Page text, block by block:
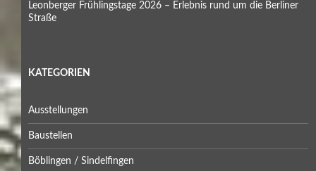
Leonberger Frühlingstage 2026 – Erlebnis rund um die Berliner
Straße
KATEGORIEN
Ausstellungen
Baustellen
Böblingen / Sindelfingen